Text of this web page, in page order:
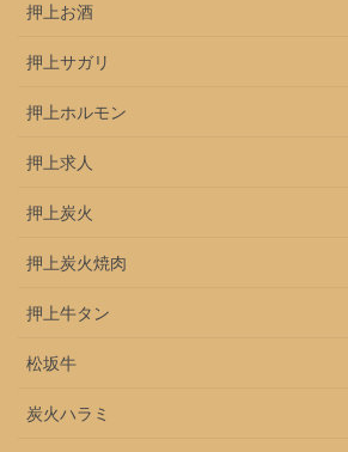
押上お酒
押上サガリ
押上ホルモン
押上求人
押上炭火
押上炭火焼肉
押上牛タン
松坂牛
炭火ハラミ